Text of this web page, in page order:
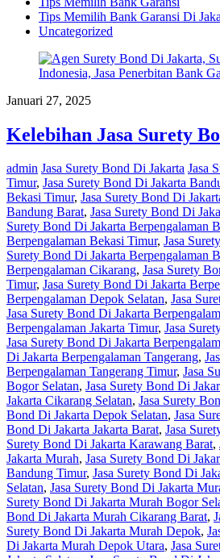
Tips Memilih Bank Garansi Di
Uncategorized
Januari 27, 2025
Kelebihan Jasa Surety
admin Jasa Surety Bond Di Jakarta Jasa
Timur, Jasa Surety Bond Di Jakarta
Bekasi Timur, Jasa Surety Bond Di
Bandung Barat, Jasa Surety Bond Di
Surety Bond Di Jakarta Berpengalaman
Berpengalaman Bekasi Timur, Jasa
Surety Bond Di Jakarta Berpengalaman
Berpengalaman Cikarang, Jasa Surety
Timur, Jasa Surety Bond Di Jakarta
Berpengalaman Depok Selatan, Jasa
Jasa Surety Bond Di Jakarta
Berpengalaman Jakarta Timur, Jasa
Jasa Surety Bond Di Jakarta
Di Jakarta Berpengalaman Tangerang,
Berpengalaman Tangerang Timur, Jasa
Bogor Selatan, Jasa Surety Bond Di
Jakarta Cikarang Selatan, Jasa Surety
Bond Di Jakarta Depok Selatan, Jasa
Bond Di Jakarta Jakarta Barat, Jasa
Surety Bond Di Jakarta Karawang Barat,
Jakarta Murah, Jasa Surety Bond Di
Bandung Timur, Jasa Surety Bond Di
Selatan, Jasa Surety Bond Di Jakarta
Surety Bond Di Jakarta Murah Bogor
Bond Di Jakarta Murah Cikarang Barat,
Surety Bond Di Jakarta Murah Depok,
Di Jakarta Murah Depok Utara, Jasa